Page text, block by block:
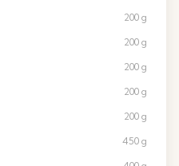
200 g
200 g
200 g
200 g
200 g
450 g